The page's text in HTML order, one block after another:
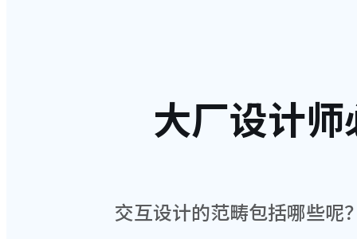
大厂设计
交互设计的范畴包括哪些呢